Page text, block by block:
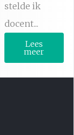
stelde ik
docent...
Lees
meer